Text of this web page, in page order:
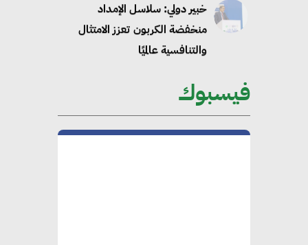
خبير دولي: سلاسل الإمداد
منخفضة الكربون تعزز الامتثال
والتنافسية عالميًا
“وزيرة البيئة الدكتورة ياسمين
فؤاد”.. منصب رفيع يعكس المكانة
فيسبوك